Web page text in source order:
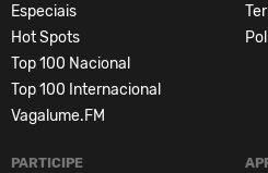
Especiais
Hot Spots
Top 100 Nacional
Top 100 Internacional
Vagalume.FM
PARTICIPE